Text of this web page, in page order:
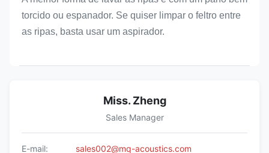
torcido ou espanador. Se quiser limpar o feltro entre
as ripas, basta usar um aspirador.
Miss. Zheng
Sales Manager
E-mail:
sales002@mq-acoustics.com